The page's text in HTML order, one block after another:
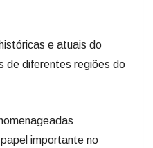
e atuais do
de diferentes regiões do
importante no